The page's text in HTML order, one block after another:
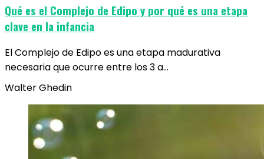
Qué es el Complejo de Edipo y por qué es una etapa
clave en la infancia
El Complejo de Edipo es una etapa madurativa
necesaria que ocurre entre los 3 a…
Walter Ghedin